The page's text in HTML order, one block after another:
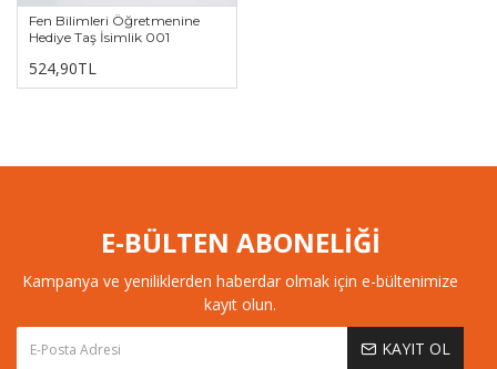
Fen Bilimleri Öğretmenine
Hediye Taş İsimlik 001
524,90TL
E-BÜLTEN ABONELİĞİ
Kampanya ve yeniliklerden haberdar olmak için e-bültenimize
kayıt olun.
KAYIT OL